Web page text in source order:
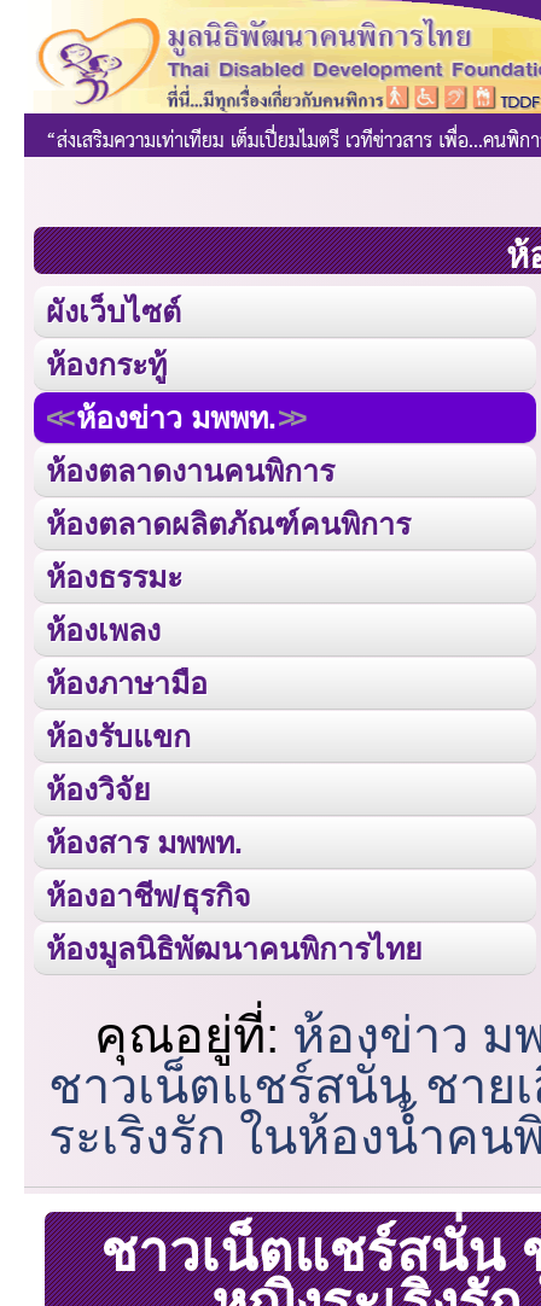
ห้
ผังเว็บไซต์
ห้องกระทู้
ห้องข่าว มพพท.
ห้องตลาดงานคนพิการ
ห้องตลาดผลิตภัณฑ์คนพิการ
ห้องธรรมะ
ห้องเพลง
ห้องภาษามือ
ห้องรับแขก
ห้องวิจัย
ห้องสาร มพพท.
ห้องอาชีพ/ธุรกิจ
ห้องมูลนิธิพัฒนาคนพิการไทย
คุณอยู่ที่: ห้องข่าว ม
ชาวเน็ตแชร์สนั่น ชาย
ระเริงรัก ในห้องน้ำคน
ชาวเน็ตแชร์สนั่น